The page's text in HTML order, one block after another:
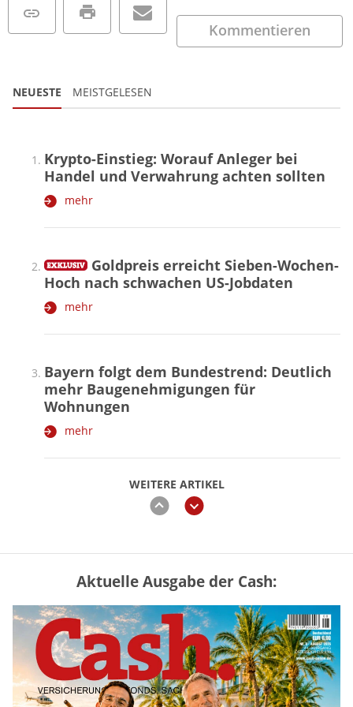
Kommentieren
NEUESTE MEISTGELESEN
WEITERE ARTIKEL
zurückweiter
Krypto-Einstieg: Worauf Anleger bei
Handel und Verwahrung achten sollten
mehr
Goldpreis erreicht Sieben-Wochen-
Hoch nach schwachen US-Jobdaten
mehr
Bayern folgt dem Bundestrend: Deutlich
mehr Baugenehmigungen für
Wohnungen
mehr
Vermieter-Zutritt: Wann Mieter
die Wohnung öffnen müssen
mehr
Goldpreis erreicht Sieben-Wochen-
Aktuelle Ausgabe der Cash: